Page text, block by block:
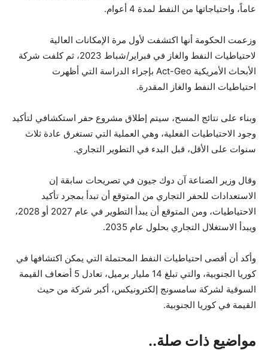
عاماً، واحتياجاتها من النفط لمدة 4 أعوام.
وزعمت الحكومة أنها اكتشفت لأول مرة الإمكانات العالية
لاحتياطيات النفط والغاز في فبراير/شباط 2023، ثم كلفت شركة
الأبحاث الأمريكية Act-Geo بإجراء الدراسة التي أظهرت
احتياطيات النفط والغاز المقدرة.
وبناء على نتائج المسح، سيتم إطلاق مشروع حفر استكشافي لتأكيد
وجود الاحتياطيات الفعلية، وهي العملية التي تستغرق عادة ثلاث
سنوات على الأقل، قبل البدء في التطوير التجاري.
وقال وزير الصناعة آن دوك جيون في تصريحات سابقة إن
الاستعدادات للحفر التجاري من المتوقع أن تبدأ بمجرد تأكيد
الاحتياطيات، ومن المتوقع أن يبدأ التطوير في عام 2027 أو 2028،
ويبدأ الاستغلال التجاري بحلول عام 2035.
وأكد أن أقصى احتياطيات النفط المحتملة التي يمكن اكتشافها في
كوريا الجنوبية، والتي تبلغ 14 مليار برميل، تعادل 5 أضعاف القيمة
السوقية لشركة سامسونج إلكترونيكس، أكبر شركة من حيث
القيمة في كوريا الجنوبية.
مواضيع ذات صلة..